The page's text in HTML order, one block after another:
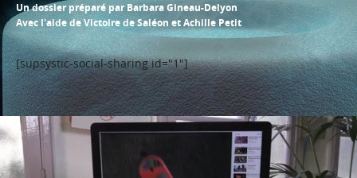
Un dossier préparé par Barbara Gineau-Delyon
Avec l'aide de Victoire de Saléon et Achille Petit
[supsystic-social-sharing id="1"]